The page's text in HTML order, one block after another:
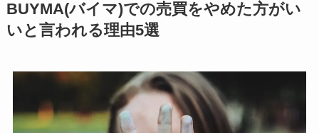
BUYMA(バイマ)での売買をやめた方がい
いと言われる理由5選